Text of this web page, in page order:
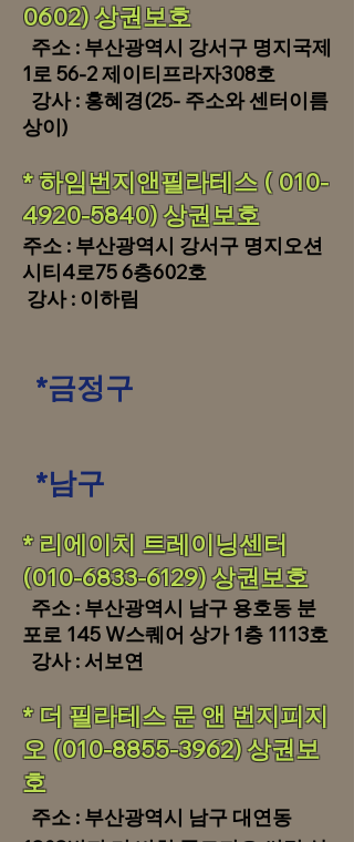
0602)상권보호
​ 주소 : 부산광역시 강서구 명지국제
1로56-2 제이티프라자308호
강사 : 홍혜경(25- 주소와 센터이름
상이)
* 하임번지앤필라테스 (010-
4920-5840)상권보​호
주소 : 부산광역시 강서구 명지오션
시티4로75 6층602호
​ 강사 : 이하림
*금정구
*남구
​​​* 리에이치 트레이닝센터
(010-6833-6129)상권보호
​ 주소 : 부산광역시 남구 용호동 분
포로 145 W스퀘어 상가 1층 1113호
강사 : 서보연
* 더 필라테스 문 앤 번지피지
오 (010-8855-3962)상권보
호
주소 : 부산광역시 남구 대연동